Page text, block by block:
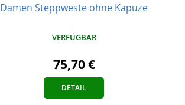
Damen Steppweste ohne Kapuze
VERFÜGBAR
75,70 €
DETAIL